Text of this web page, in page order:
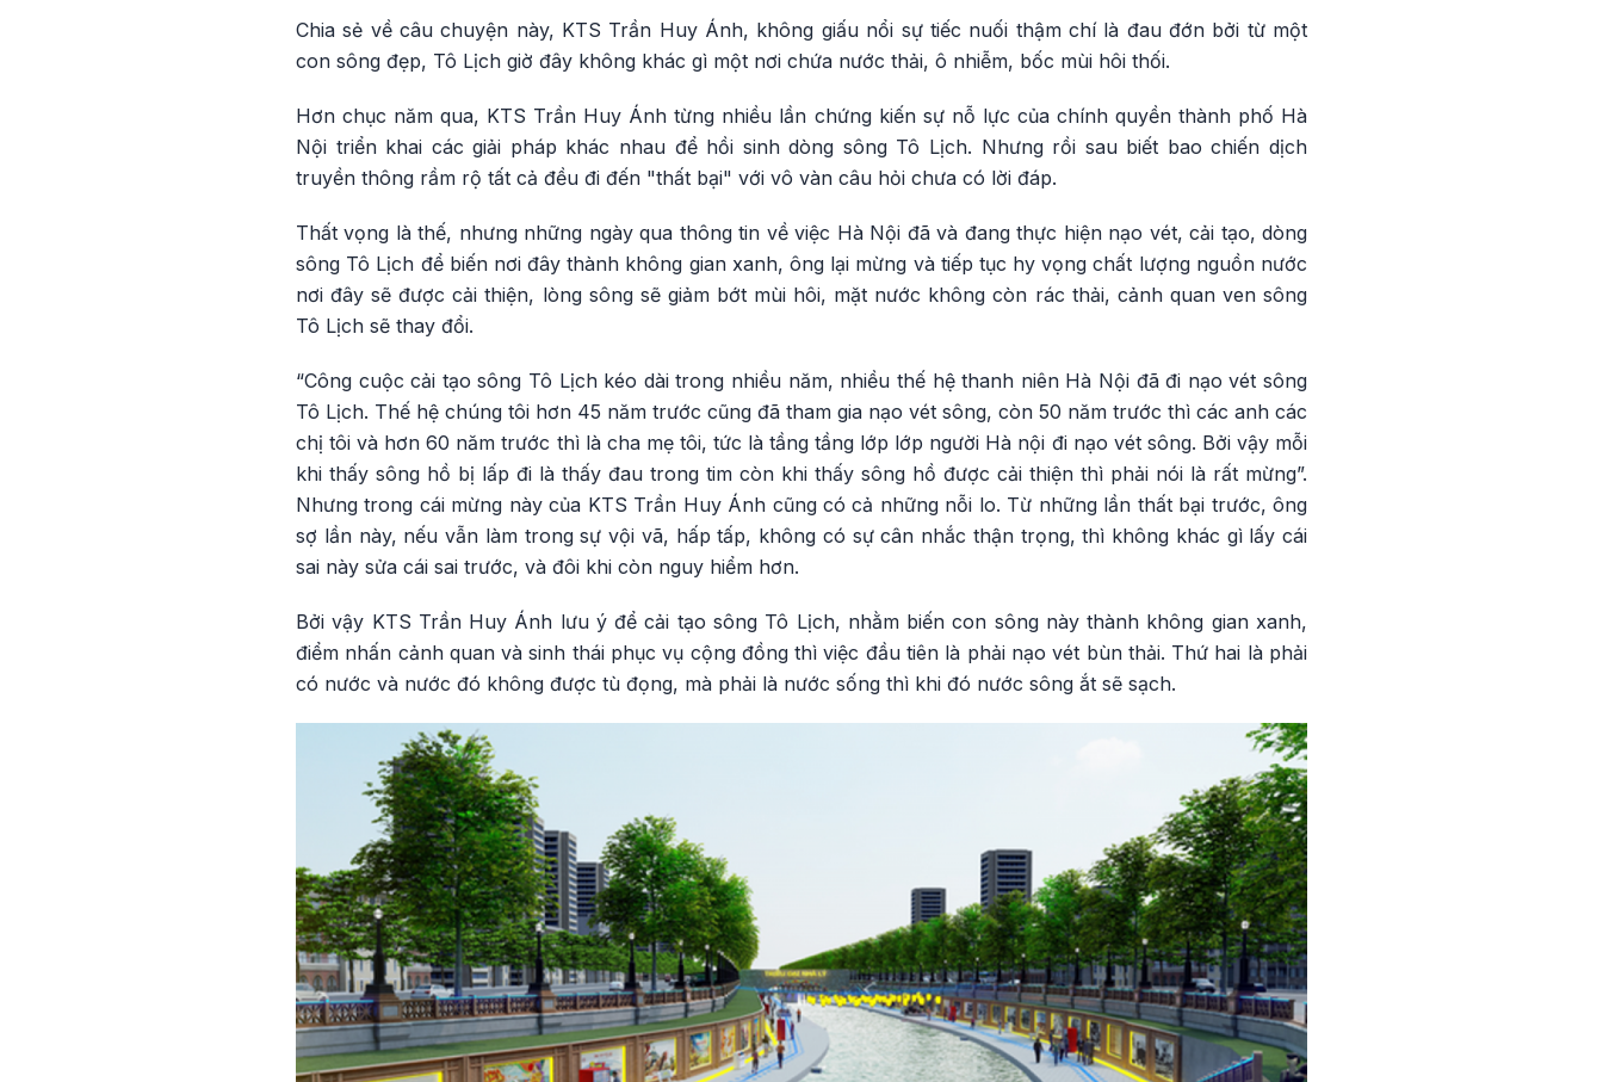
Chia sẻ về câu chuyện này, KTS Trần Huy Ánh, không giấu nổi sự tiếc nuối thậm chí là đau đớn bởi từ một
con sông đẹp, Tô Lịch giờ đây không khác gì một nơi chứa nước thải, ô nhiễm, bốc mùi hôi thối.
Hơn chục năm qua, KTS Trần Huy Ánh từng nhiều lần chứng kiến sự nỗ lực của chính quyền thành phố Hà
Nội triển khai các giải pháp khác nhau để hồi sinh dòng sông Tô Lịch. Nhưng rồi sau biết bao chiến dịch
truyền thông rầm rộ tất cả đều đi đến "thất bại" với vô vàn câu hỏi chưa có lời đáp.
Thất vọng là thế, nhưng những ngày qua thông tin về việc Hà Nội đã và đang thực hiện nạo vét, cải tạo, dòng
sông Tô Lịch để biến nơi đây thành không gian xanh, ông lại mừng và tiếp tục hy vọng chất lượng nguồn nước
nơi đây sẽ được cải thiện, lòng sông sẽ giảm bớt mùi hôi, mặt nước không còn rác thải, cảnh quan ven sông
Tô Lịch sẽ thay đổi.
“Công cuộc cải tạo sông Tô Lịch kéo dài trong nhiều năm, nhiều thế hệ thanh niên Hà Nội đã đi nạo vét sông
Tô Lịch. Thế hệ chúng tôi hơn 45 năm trước cũng đã tham gia nạo vét sông, còn 50 năm trước thì các anh các
chị tôi và hơn 60 năm trước thì là cha mẹ tôi, tức là tầng tầng lớp lớp người Hà nội đi nạo vét sông. Bởi vậy mỗi
khi thấy sông hồ bị lấp đi là thấy đau trong tim còn khi thấy sông hồ được cải thiện thì phải nói là rất mừng”.
Nhưng trong cái mừng này của KTS Trần Huy Ánh cũng có cả những nỗi lo. Từ những lần thất bại trước, ông
sợ lần này, nếu vẫn làm trong sự vội vã, hấp tấp, không có sự cân nhắc thận trọng, thì không khác gì lấy cái
sai này sửa cái sai trước, và đôi khi còn nguy hiểm hơn.
Bởi vậy KTS Trần Huy Ánh lưu ý để cải tạo sông Tô Lịch, nhằm biến con sông này thành không gian xanh,
điểm nhấn cảnh quan và sinh thái phục vụ cộng đồng thì việc đầu tiên là phải nạo vét bùn thải. Thứ hai là phải
có nước và nước đó không được tù đọng, mà phải là nước sống thì khi đó nước sông ắt sẽ sạch.